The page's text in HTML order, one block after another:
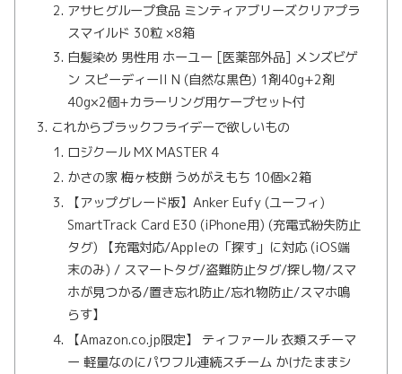
アサヒグループ食品 ミンティアブリーズクリアプラ
スマイルド 30粒 ×8箱
白髪染め 男性用 ホーユー [医薬部外品] メンズビゲ
ン スピーディーII N (自然な黒色) 1剤40g+2剤
40g×2個+カラーリング用ケープセット付
これからブラックフライデーで欲しいもの
ロジクール MX MASTER 4
かさの家 梅ヶ枝餅 うめがえもち 10個×2箱
【アップグレード版】Anker Eufy (ユーフィ)
SmartTrack Card E30 (iPhone用) (充電式紛失防止
タグ) 【充電対応/Appleの「探す」に対応 (iOS端
末のみ) / スマートタグ/盗難防止タグ/探し物/スマ
ホが見つかる/置き忘れ防止/忘れ物防止/スマホ鳴
らす】
【Amazon.co.jp限定】 ティファール 衣類スチーマ
ー 軽量なのにパワフル連続スチーム かけたままシ